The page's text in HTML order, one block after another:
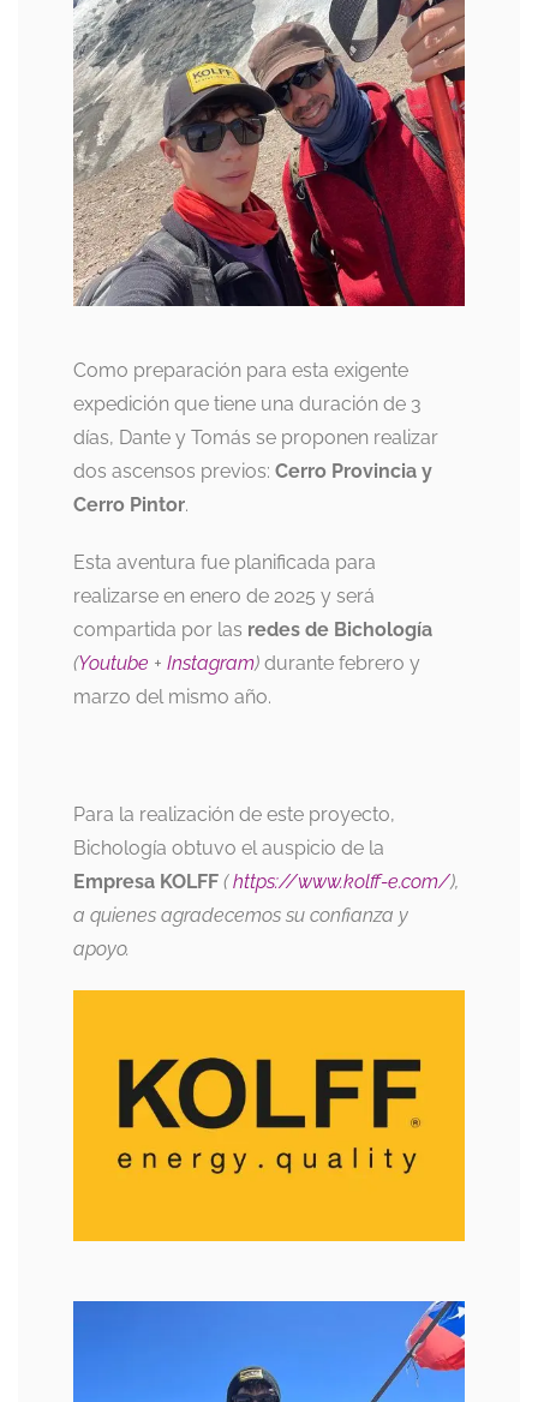
Como preparación para esta exigente
expedición que tiene una duración de 3
días, Dante y Tomás se proponen realizar
dos ascensos previos: Cerro Provincia y
Cerro Pintor.
Esta aventura fue planificada para
realizarse en enero de 2025 y será
compartida por las redes de Bichología
(Youtube + Instagram) durante febrero y
marzo del mismo año.
Para la realización de este proyecto,
Bichología obtuvo el auspicio de la
Empresa KOLFF (https://www.kolff-e.com/),
a quienes agradecemos su confianza y
apoyo.